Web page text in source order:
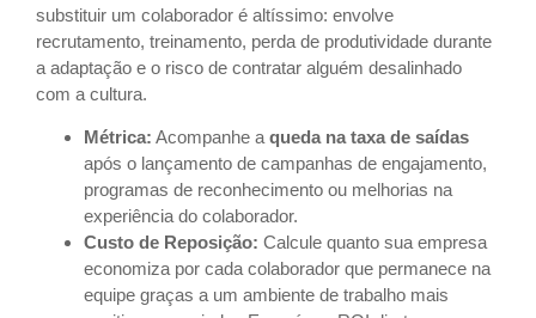
substituir um colaborador é altíssimo: envolve
recrutamento, treinamento, perda de produtividade durante
a adaptação e o risco de contratar alguém desalinhado
com a cultura.
Métrica: Acompanhe a queda na taxa de saídas
após o lançamento de campanhas de engajamento,
programas de reconhecimento ou melhorias na
experiência do colaborador.
Custo de Reposição: Calcule quanto sua empresa
economiza por cada colaborador que permanece na
equipe graças a um ambiente de trabalho mais